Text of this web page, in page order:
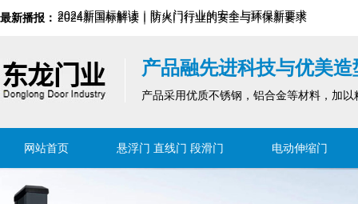
最新播报： 2024新国标解读｜防火门行业的安全与环保新要求
2024新国标解读｜防火门行业的安全与环保新要求
产品融先进科技与优美
产品采用优质不锈钢，铝合金等材料，加
网站首页 悬浮门 直线门 段滑门 电动伸缩门